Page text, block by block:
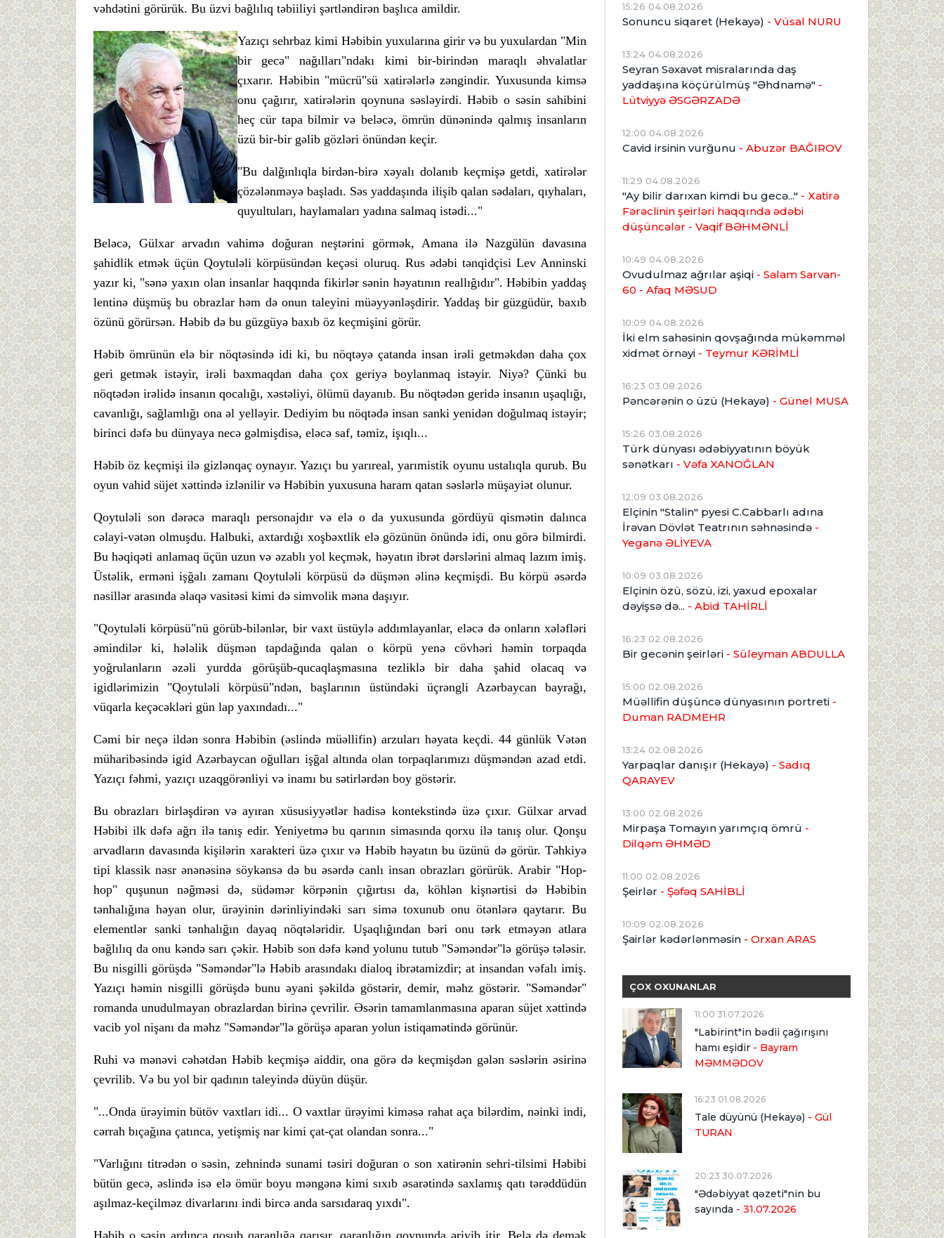
vəhdətini görürük. Bu üzvi bağlılıq təbiiliyi şərtləndirən başlıca amildir.
Yazıçı sehrbaz kimi Həbibin yuxularına girir və bu yuxulardan "Min
bir gecə" nağılları"ndakı kimi bir-birindən maraqlı əhvalatlar
çıxarır. Həbibin "mücrü"sü xatirələrlə zəngindir. Yuxusunda kimsə
onu çağırır, xatirələrin qoynuna səsləyirdi. Həbib o səsin sahibini
heç cür tapa bilmir və beləcə, ömrün dünənində qalmış insanların
üzü bir-bir gəlib gözləri önündən keçir.
"Bu dalğınlıqla birdən-birə xəyalı dolanıb keçmişə getdi, xatirələr
çözələnməyə başladı. Səs yaddaşında ilişib qalan sədaları, qıyhaları,
quyultuları, haylamaları yadına salmaq istədi..."
Beləcə, Gülxar arvadın vahimə doğuran neştərini görmək, Amana ilə Nazgülün davasına
şahidlik etmək üçün Qoytuləli körpüsündən keçəsi oluruq. Rus ədəbi tənqidçisi Lev Anninski
yazır ki, "sənə yaxın olan insanlar haqqında fikirlər sənin həyatının reallığıdır". Həbibin yaddaş
lentinə düşmüş bu obrazlar həm də onun taleyini müəyyənləşdirir. Yaddaş bir güzgüdür, baxıb
özünü görürsən. Həbib də bu güzgüyə baxıb öz keçmişini görür.
Həbib ömrünün elə bir nöqtəsində idi ki, bu nöqtəyə çatanda insan irəli getməkdən daha çox
geri getmək istəyir, irəli baxmaqdan daha çox geriyə boylanmaq istəyir. Niyə? Çünki bu
nöqtədən irəlidə insanın qocalığı, xəstəliyi, ölümü dayanıb. Bu nöqtədən geridə insanın uşaqlığı,
cavanlığı, sağlamlığı ona əl yelləyir. Dediyim bu nöqtədə insan sanki yenidən doğulmaq istəyir;
birinci dəfə bu dünyaya necə gəlmişdisə, eləcə saf, təmiz, işıqlı...
Həbib öz keçmişi ilə gizlənqaç oynayır. Yazıçı bu yarıreal, yarımistik oyunu ustalıqla qurub. Bu
oyun vahid süjet xəttində izlənilir və Həbibin yuxusuna haram qatan səslərlə müşayiət olunur.
Qoytuləli son dərəcə maraqlı personajdır və elə o da yuxusunda gördüyü qismətin dalınca
cəlayi-vətən olmuşdu. Halbuki, axtardığı xoşbəxtlik elə gözünün önündə idi, onu görə bilmirdi.
Bu həqiqəti anlamaq üçün uzun və əzablı yol keçmək, həyatın ibrət dərslərini almaq lazım imiş.
Üstəlik, erməni işğalı zamanı Qoytuləli körpüsü də düşmən əlinə keçmişdi. Bu körpü əsərdə
nəsillər arasında əlaqə vasitəsi kimi də simvolik məna daşıyır.
"Qoytuləli körpüsü"nü görüb-bilənlər, bir vaxt üstüylə addımlayanlar, eləcə də onların xələfləri
əmindilər ki, hələlik düşmən tapdağında qalan o körpü yenə cövhəri həmin torpaqda
yoğrulanların əzəli yurdda görüşüb-qucaqlaşmasına tezliklə bir daha şahid olacaq və
igidlərimizin "Qoytuləli körpüsü"ndən, başlarının üstündəki üçrəngli Azərbaycan bayrağı,
vüqarla keçəcəkləri gün lap yaxındadı..."
Cəmi bir neçə ildən sonra Həbibin (əslində müəllifin) arzuları həyata keçdi. 44 günlük Vətən
müharibəsində igid Azərbaycan oğulları işğal altında olan torpaqlarımızı düşməndən azad etdi.
Yazıçı fəhmi, yazıçı uzaqgörənliyi və inamı bu sətirlərdən boy göstərir.
Bu obrazları birləşdirən və ayıran xüsusiyyətlər hadisə kontekstində üzə çıxır. Gülxar arvad
Həbibi ilk dəfə ağrı ilə tanış edir. Yeniyetmə bu qarının simasında qorxu ilə tanış olur. Qonşu
arvadların davasında kişilərin xarakteri üzə çıxır və Həbib həyatın bu üzünü də görür. Təhkiyə
tipi klassik nəsr ənənəsinə söykənsə də bu əsərdə canlı insan obrazları görürük. Arabir "Hop-
hop" quşunun nəğməsi də, südəmər körpənin çığırtısı da, köhlən kişnərtisi də Həbibin
tənhalığına həyan olur, ürəyinin dərinliyindəki sarı simə toxunub onu ötənlərə qaytarır. Bu
elementlər sanki tənhalığın dayaq nöqtələridir. Uşaqlığından bəri onu tərk etməyən atlara
bağlılıq da onu kəndə sarı çəkir. Həbib son dəfə kənd yolunu tutub "Səməndər"lə görüşə tələsir.
Bu nisgilli görüşdə "Səməndər"lə Həbib arasındakı dialoq ibrətamizdir; at insandan vəfalı imiş.
Yazıçı həmin nisgilli görüşdə bunu əyani şəkildə göstərir, demir, məhz göstərir. "Səməndər"
romanda unudulmayan obrazlardan birinə çevrilir. Əsərin tamamlanmasına aparan süjet xəttində
vacib yol nişanı da məhz "Səməndər"lə görüşə aparan yolun istiqamətində görünür.
Ruhi və mənəvi cəhətdən Həbib keçmişə aiddir, ona görə də keçmişdən gələn səslərin əsirinə
çevrilib. Və bu yol bir qadının taleyində düyün düşür.
"...Onda ürəyimin bütöv vaxtları idi... O vaxtlar ürəyimi kiməsə rahat aça bilərdim, nəinki indi,
cərrah bıçağına çatınca, yetişmiş nar kimi çat-çat olandan sonra..."
"Varlığını titrədən o səsin, zehnində sunami təsiri doğuran o son xatirənin sehri-tilsimi Həbibi
bütün gecə, əslində isə elə ömür boyu məngənə kimi sıxıb əsarətində saxlamış qatı tərəddüdün
aşılmaz-keçilməz divarlarını indi bircə anda sarsıdaraq yıxdı".
Həbib o səsin ardınca qoşub qaranlığa qarışır, qaranlığın qoynunda əriyib itir. Belə də demək
15:26 04.08.2026
Sonuncu siqaret (Hekayə) - Vüsal NURU
13:24 04.08.2026
Seyran Səxavət misralarında daş
yaddaşına köçürülmüş "Əhdnamə" -
Lütviyyə ƏSGƏRZADƏ
12:00 04.08.2026
Cavid irsinin vurğunu - Abuzər BAĞIROV
11:29 04.08.2026
"Ay bilir darıxan kimdi bu gecə..." - Xatirə
Fərəclinin şeirləri haqqında ədəbi
düşüncələr - Vaqif BƏHMƏNLİ
10:49 04.08.2026
Ovudulmaz ağrılar aşiqi - Salam Sarvan-
60 - Afaq MƏSUD
10:09 04.08.2026
İki elm sahəsinin qovşağında mükəmməl
xidmət örnəyi - Teymur KƏRİMLİ
16:23 03.08.2026
Pəncərənin o üzü (Hekayə) - Günel MUSA
15:26 03.08.2026
Türk dünyası ədəbiyyatının böyük
sənətkarı - Vəfa XANOĞLAN
12:09 03.08.2026
Elçinin "Stalin" pyesi C.Cabbarlı adına
İrəvan Dövlət Teatrının səhnəsində -
Yeganə ƏLİYEVA
10:09 03.08.2026
Elçinin özü, sözü, izi, yaxud epoxalar
dəyişsə də... - Abid TAHİRLİ
16:23 02.08.2026
Bir gecənin şeirləri - Süleyman ABDULLA
15:00 02.08.2026
Müəllifin düşüncə dünyasının portreti -
Duman RADMEHR
13:24 02.08.2026
Yarpaqlar danışır (Hekayə) - Sadıq
QARAYEV
13:00 02.08.2026
Mirpaşa Tomayın yarımçıq ömrü -
Dilqəm ƏHMƏD
11:00 02.08.2026
Şeirlər - Şəfəq SAHİBLİ
10:09 02.08.2026
Şairlər kədərlənməsin - Orxan ARAS
ÇOX OXUNANLAR
11:00 31.07.2026
"Labirint"in bədii çağırışını
hamı eşidir - Bayram
MƏMMƏDOV
16:23 01.08.2026
Tale düyünü (Hekayə) - Gül
TURAN
20:23 30.07.2026
"Ədəbiyyat qəzeti"nin bu
sayında - 31.07.2026